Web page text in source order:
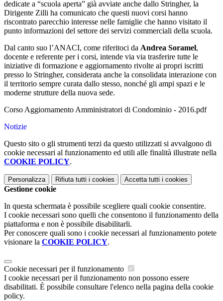
dedicate a “scuola aperta” già avviate anche dallo Stringher, la
Dirigente Zilli ha comunicato che questi nuovi corsi hanno
riscontrato parecchio interesse nelle famiglie che hanno visitato il
punto informazioni del settore dei servizi commerciali della scuola.
Dal canto suo l’ANACI, come riferitoci da Andrea Soramel,
docente e referente per i corsi, intende via via trasferire tutte le
iniziative di formazione e aggiornamento rivolte ai propri iscritti
presso lo Stringher, considerata anche la consolidata interazione con
il territorio sempre curata dallo stesso, nonché gli ampi spazi e le
moderne strutture della nuova sede.
Corso Aggiornamento Amministratori di Condominio - 2016.pdf
Notizie
Questo sito o gli strumenti terzi da questo utilizzati si avvalgono di
cookie necessari al funzionamento ed utili alle finalità illustrate nella
COOKIE POLICY.
Personalizza Rifiuta tutti i cookies Accetta tutti i cookies
Gestione cookie
In questa schermata è possibile scegliere quali cookie consentire.
I cookie necessari sono quelli che consentono il funzionamento della
piattaforma e non è possibile disabilitarli.
Per conoscere quali sono i cookie necessari al funzionamento potete
visionare la COOKIE POLICY.
Cookie necessari per il funzionamento
I cookie necessari per il funzionamento non possono essere
disabilitati. È possibile consultare l'elenco nella pagina della cookie
policy.